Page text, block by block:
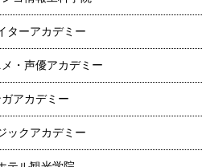
ターアカデミー
・声優アカデミー
アカデミー
ックアカデミー